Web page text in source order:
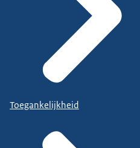
Toegankelijkheid